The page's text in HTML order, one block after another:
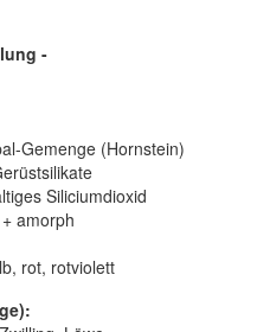
-
Gemenge (Hornstein)
Siliciumdioxid
amorph
rot, rotviolett